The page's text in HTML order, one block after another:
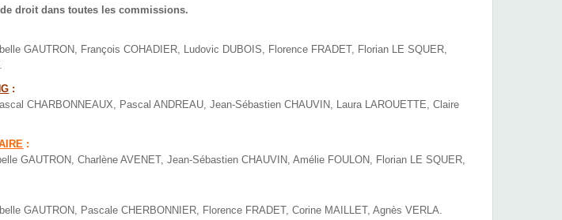
droit dans toutes les commissions.
GAUTRON, François COHADIER, Ludovic DUBOIS, Florence FRADET, Florian LE SQUER,
:
CHARBONNEAUX, Pascal ANDREAU, Jean-Sébastien CHAUVIN, Laura LAROUETTE, Claire
:
GAUTRON, Charlène AVENET, Jean-Sébastien CHAUVIN, Amélie FOULON, Florian LE SQUER,
GAUTRON, Pascale CHERBONNIER, Florence FRADET, Corine MAILLET, Agnès VERLA.